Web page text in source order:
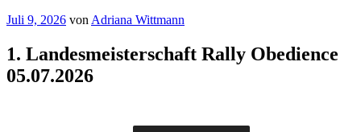
Veröffentlicht
Juli 9, 2026 von Adriana Wittmann
1. Landesmeisterschaft Rally Obedience
05.07.2026